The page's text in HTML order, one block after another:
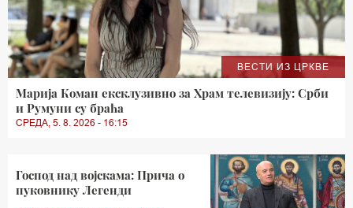
ВЕСТИ ИЗ ЦРКВЕ
Марија Коман ексклузивно за Храм телевизију: Срби
и Румуни су браћа
СРЕДА, 5. 8. 2026 - 16:15
Господ над војскама: Прича о
пуковнику Легенди